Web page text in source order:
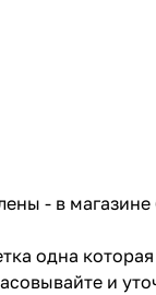
- в
одна
и